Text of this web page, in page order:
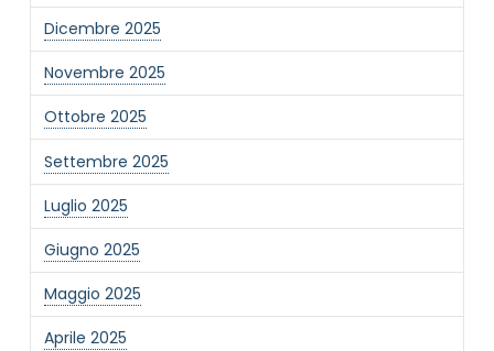
Dicembre 2025
Novembre 2025
Ottobre 2025
Settembre 2025
Luglio 2025
Giugno 2025
Maggio 2025
Aprile 2025
NOME STRUTTURA
MAIL REFERENTE
MOTIVO DEL CONTATTO